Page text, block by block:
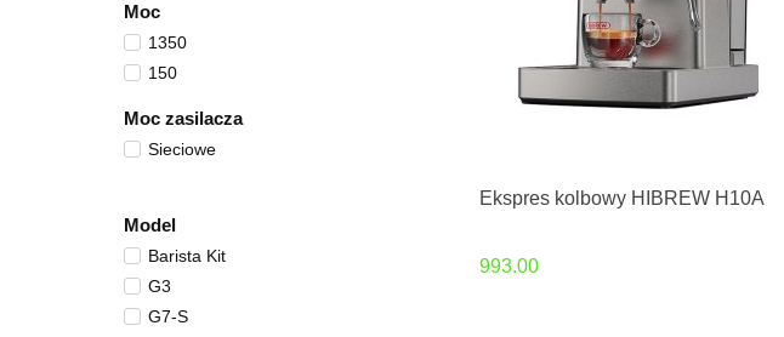
Moc
1350
150
Moc zasilacza
Sieciowe
Model
Barista Kit
G3
G7-S
Ekspres kolbowy HIBREW H10A
993.00